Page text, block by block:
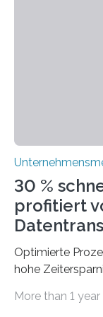
traditionelle
30 %
profitiert
Optimierte
hohe
machen sich auf
More than 1